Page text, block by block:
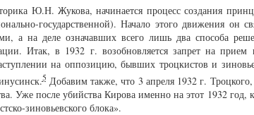
Ю.Н. Жукова, начинается процесс создания
государственной). Начало этого движения он
а на деле означавших всего лишь два способа
Итак, в 1932 г. возобновляется запрет на
на оппозицию, бывших троцкистов и
5 Добавим также, что 3 апреля 1932 г.
Уже после убийства Кирова именно на этот 1932 год,
зиновьевского блока».